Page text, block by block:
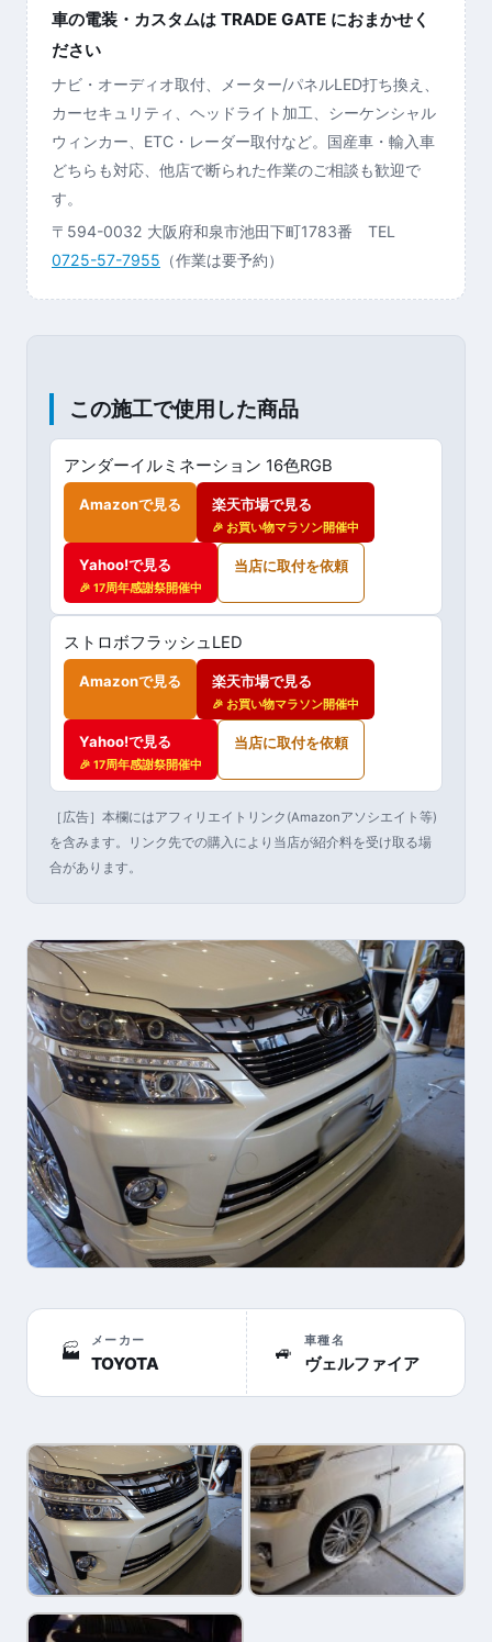
車の電装・カスタムは TRADE GATE におまかせく
ださい
ナビ・オーディオ取付、メーター/パネルLED打ち換え、
カーセキュリティ、ヘッドライト加工、シーケンシャル
ウィンカー、ETC・レーダー取付など。国産車・輸入車
どちらも対応、他店で断られた作業のご相談も歓迎で
す。
〒594-0032 大阪府和泉市池田下町1783番 TEL
0725-57-7955 （作業は要予約）
この施工で使用した商品
アンダーイルミネーション 16色RGB
Amazonで見る 楽天市場で見る
🎉 お買い物マラソン開催中
Yahoo!で見る
🎉 17周年感謝祭開催中
当店に取付を依頼
ストロボフラッシュLED
Amazonで見る 楽天市場で見る
🎉 お買い物マラソン開催中
Yahoo!で見る
🎉 17周年感謝祭開催中
当店に取付を依頼
［広告］本欄にはアフィリエイトリンク(Amazonアソシエイト等)
を含みます。リンク先での購入により当店が紹介料を受け取る場
合があります。
🏭
メーカー
TOYOTA
🚙
車種名
ヴェルファイア